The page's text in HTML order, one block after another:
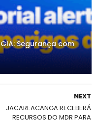
Segurança com
NEXT
JACAREACANGA RECEBERÁ
RECURSOS DO MDR PARA